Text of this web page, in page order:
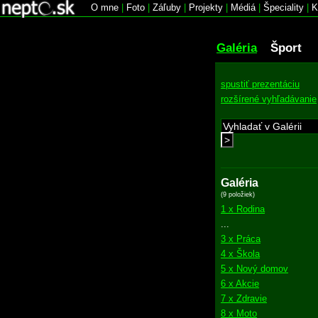
O mne Foto Záľuby Projekty Médiá| Špeciality
Galéria Šport
spustiť prezentáciu
rozšírené vyhľadávanie
>
Galéria
(9 položiek)
1 x Rodina
3 x Práca
4 x Škola
5 x Nový domov
6 x Akcie
7 x Zdravie
8 x Moto